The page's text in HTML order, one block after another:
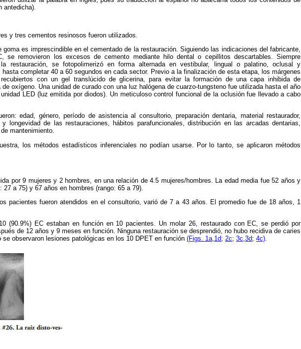
antedicha).
y tres cementos resinosos fueron utilizados.
goma es imprescindible en el cementado de la restauración. Siguiendo las indicaciones del fabricante,
se removieron los excesos de cemento mediante hilo dental o cepillitos descartables. Siempre
restauración, se fotopolimerizó en forma alternada en vestibular, lingual o palatino, oclusal y
completar 40 a 60 segundos en cada sector. Previo a la finalización de esta etapa, los márgenes
con un gel translúcido de glicerina, para evitar la formación de una capa inhibida de
oxígeno. Una unidad de curado con una luz halógena de cuarzo-tungsteno fue utilizada hasta el año
LED (luz emitida por diodos). Un meticuloso control funcional de la oclusión fue llevado a cabo
edad, género, período de asistencia al consultorio, preparación dentaria, material restaurador,
longevidad de las restauraciones, hábitos parafuncionales, distribución en las arcadas dentarias,
mantenimiento.
los métodos estadísticos inferenciales no podían usarse. Por lo tanto, se aplicaron métodos
por 9 mujeres y 2 hombres, en una relación de 4.5 mujeres/hombres. La edad media fue 52 años y
27 a 75) y 67 años en hombres (rango: 65 a 79).
pacientes fueron atendidos en el consultorio, varió de 7 a 43 años. El promedio fue de 18 años, 1
(90.9%) EC estaban en función en 10 pacientes. Un molar 26, restaurado con EC, se perdió por
de 12 años y 9 meses en función. Ninguna restauración se desprendió, no hubo recidiva de caries
se observaron lesiones patológicas en los 10 DPET en función (Figs. 1a,1d; 2c; 3c,3d; 4c).